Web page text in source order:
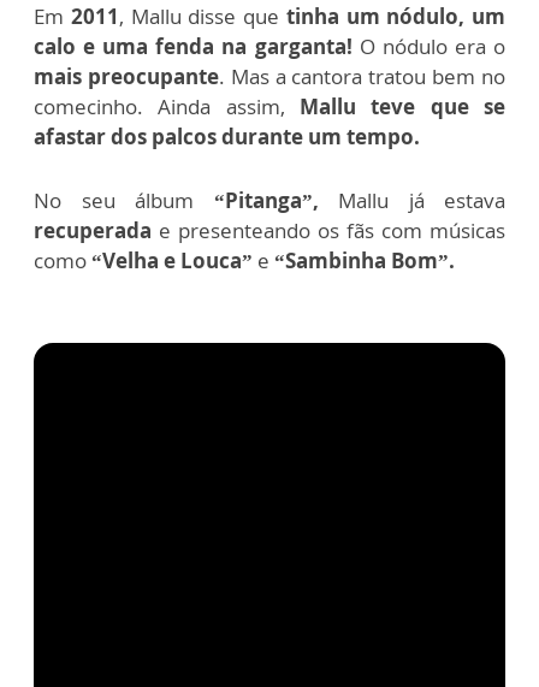
Em 2011, Mallu disse que tinha um nódulo, um
calo e uma fenda na garganta! O nódulo era o
mais preocupante. Mas a cantora tratou bem no
comecinho. Ainda assim, Mallu teve que se
afastar dos palcos durante um tempo.
No seu álbum “Pitanga”, Mallu já estava
recuperada e presenteando os fãs com músicas
como“Velha e Louca” e “Sambinha Bom”.